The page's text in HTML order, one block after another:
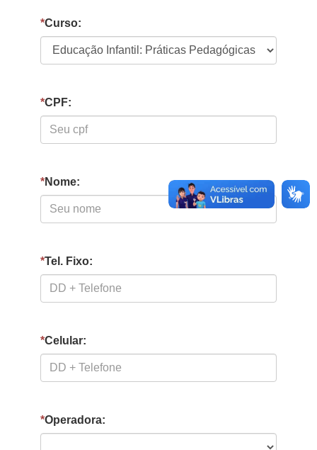
*Curso:
*CPF:
*Nome:
*Tel. Fixo:
*Celular:
*Operadora: